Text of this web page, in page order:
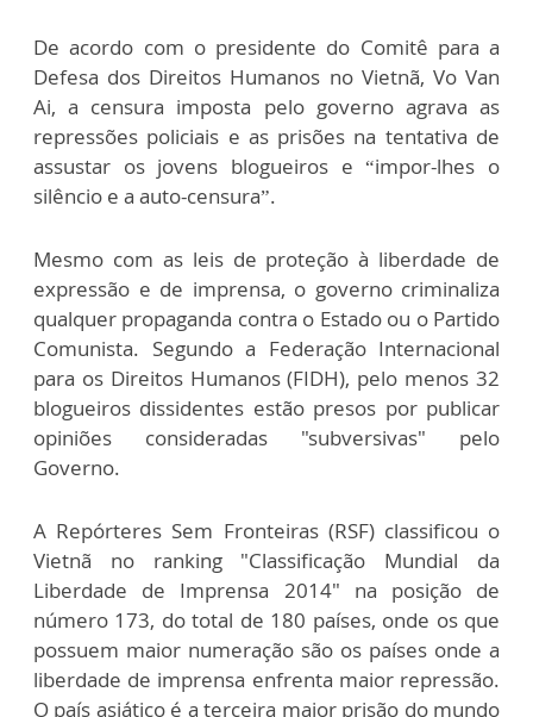
De acordo com o presidente do Comitê para a
Defesa dos Direitos Humanos no Vietnã, Vo Van
Ai, a censura imposta pelo governo agrava as
repressões policiais e as prisões na tentativa de
assustar os jovens blogueiros e “impor-lhes o
silêncio e a auto-censura”.
Mesmo com as leis de proteção à liberdade de
expressão e de imprensa, o governo criminaliza
qualquer propaganda contra o Estado ou o Partido
Comunista. Segundo a Federação Internacional
para os Direitos Humanos (FIDH), pelo menos 32
blogueiros dissidentes estão presos por publicar
opiniões consideradas "subversivas" pelo
Governo.
A Repórteres Sem Fronteiras (RSF) classificou o
Vietnã no ranking "Classificação Mundial da
Liberdade de Imprensa 2014" na posição de
número 173, do total de 180 países, onde os que
possuem maior numeração são os países onde a
liberdade de imprensa enfrenta maior repressão.
O país asiático é a terceira maior prisão do mundo